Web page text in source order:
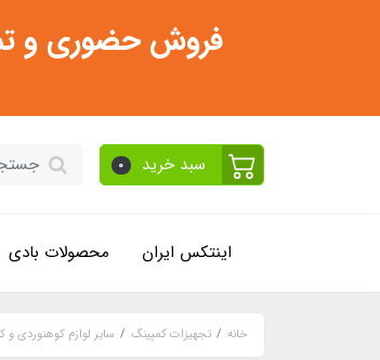
فروش حضوری و تماس تلفنی فقط از
سبد خرید 0
اینتکس ایران محصولات بادی
خانه تجهیزات کمپینگ سایر لوازم کوهنوردی و